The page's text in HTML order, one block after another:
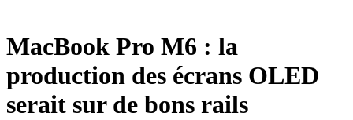
MacBook Pro M6 : la
production des écrans OLED
serait sur de bons rails